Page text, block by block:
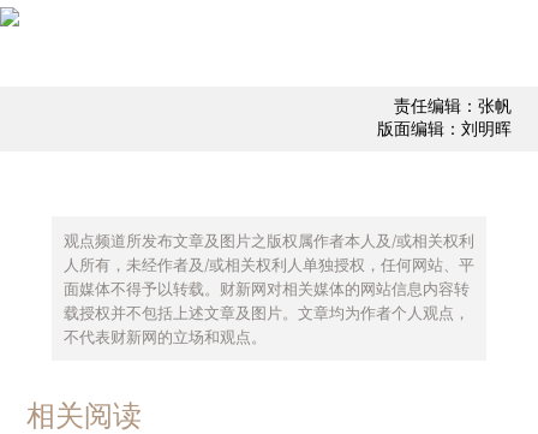
责任编辑：张帆
版面编辑：刘明晖
观点频道所发布文章及图片之版权属作者本人及/或相关权利
人所有，未经作者及/或相关权利人单独授权，任何网站、平
面媒体不得予以转载。财新网对相关媒体的网站信息内容转
载授权并不包括上述文章及图片。文章均为作者个人观点，
不代表财新网的立场和观点。
相关阅读